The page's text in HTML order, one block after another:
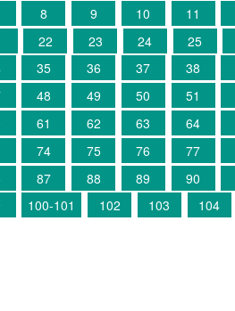
8 9 10 11
22 23 24 25
35 36 37 38
48 49 50 51
61 62 63 64
74 75 76 77
87 88 89 90
100-101 102 103 104